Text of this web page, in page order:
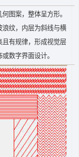
图案，整体呈方形。
浪纹，内层为斜线与横
有规律，形成视觉层
数字界面设计。